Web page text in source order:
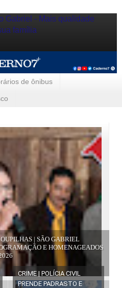
de ônibus
| SÃO GABRIEL
E HOMENAGEADOS
CRIME | POLÍCIA CIVIL
PRENDE PADRASTO E